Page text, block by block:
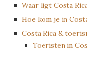
Waar ligt Costa
Hoe kom je in
Costa Rica &
Toeristen in